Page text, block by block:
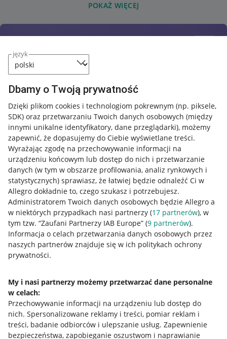
język
Dbamy o Twoją prywatność
Dzięki plikom cookies i technologiom pokrewnym (np. piksele,
SDK) oraz przetwarzaniu Twoich danych osobowych (między
innymi unikalne identyfikatory, dane przeglądarki), możemy
zapewnić, że dopasujemy do Ciebie wyświetlane treści.
Wyrażając zgodę na przechowywanie informacji na
urządzeniu końcowym lub dostęp do nich i przetwarzanie
danych (w tym w obszarze profilowania, analiz rynkowych i
statystycznych) sprawiasz, że łatwiej będzie odnaleźć Ci w
Allegro dokładnie to, czego szukasz i potrzebujesz.
Administratorem Twoich danych osobowych będzie Allegro a
w niektórych przypadkach nasi partnerzy (17 partnerów), w
tym tzw. “Zaufani Partnerzy IAB Europe” (9 partnerów).
Informacja o celach przetwarzania danych osobowych przez
naszych partnerów znajduje się w ich politykach ochrony
prywatności.
My i nasi partnerzy możemy przetwarzać dane personalne
w celach:
Przechowywanie informacji na urządzeniu lub dostęp do
nich. Spersonalizowane reklamy i treści, pomiar reklam i
treści, badanie odbiorców i ulepszanie usług. Zapewnienie
bezpieczeństwa, zapobieganie oszustwom i naprawianie
POKAŻ WIĘCEJ
Przydatne informacje
Jak to działa
Allegro Gadane dla sprzedających
Allegro Gadane dla kupujących
Mapa miejscowości